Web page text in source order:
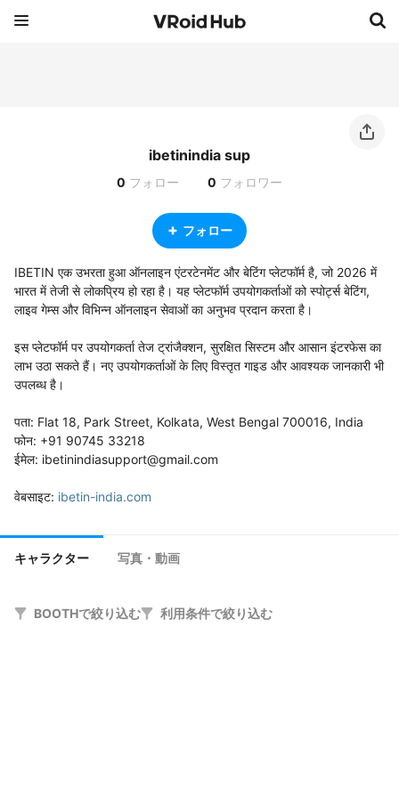
ibetinindia sup
0 フォロー 0 フォロワー
フォロー
IBETIN एक उभरता हुआ ऑनलाइन एंटरटेनमेंट और बेटिंग प्लेटफॉर्म है, जो 2026 में
भारत में तेजी से लोकप्रिय हो रहा है। यह प्लेटफॉर्म उपयोगकर्ताओं को स्पोर्ट्स बेटिंग,
लाइव गेम्स और विभिन्न ऑनलाइन सेवाओं का अनुभव प्रदान करता है।
इस प्लेटफॉर्म पर उपयोगकर्ता तेज ट्रांजैक्शन, सुरक्षित सिस्टम और आसान इंटरफेस का
लाभ उठा सकते हैं। नए उपयोगकर्ताओं के लिए विस्तृत गाइड और आवश्यक जानकारी भी
उपलब्ध है।
पता: Flat 18, Park Street, Kolkata, West Bengal 700016, India
फोन: +91 90745 33218
ईमेल: ibetinindiasupport@gmail.com
वेबसाइट: ibetin-india.com
キャラクター 写真・動画
BOOTHで絞り込む 利用条件で絞り込む